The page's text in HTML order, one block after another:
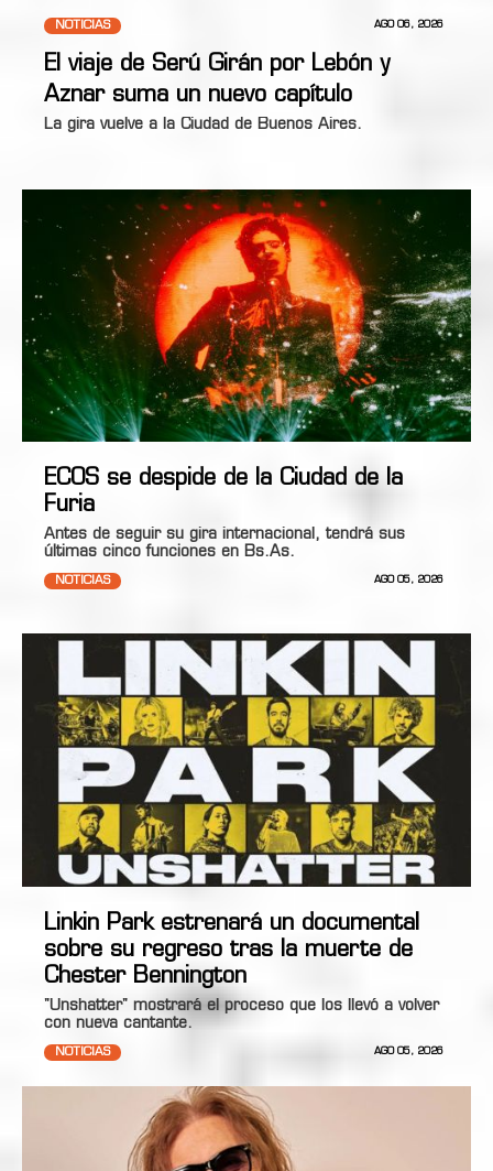
NOTICIAS AGO 06, 2026
El viaje de Serú Girán por Lebón y
Aznar suma un nuevo capítulo
La gira vuelve a la Ciudad de Buenos Aires.
ECOS se despide de la Ciudad de la
Furia
Antes de seguir su gira internacional, tendrá sus
últimas cinco funciones en Bs.As.
NOTICIAS AGO 05, 2026
Linkin Park estrenará un documental
sobre su regreso tras la muerte de
Chester Bennington
"Unshatter" mostrará el proceso que los llevó a volver
con nueva cantante.
NOTICIAS AGO 05, 2026